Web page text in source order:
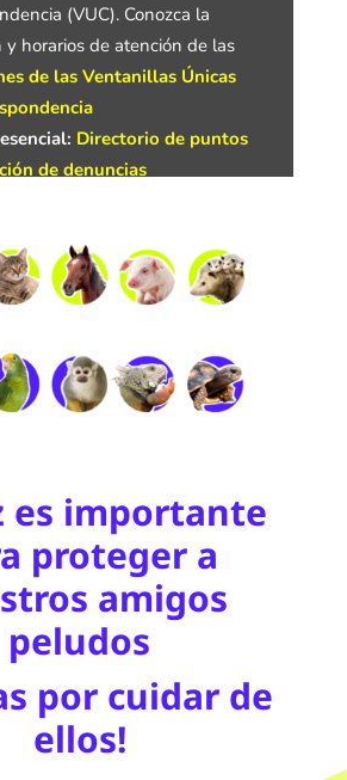
(VUC). Conozca la
y horarios de atención de las
de las Ventanillas Únicas
Directorio de puntos
de denuncias
es importante
proteger a
amigos
peludos
por cuidar de
ellos!